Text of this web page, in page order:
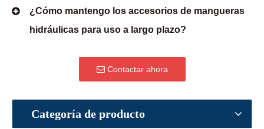
¿Cómo mantengo los accesorios de mangueras
hidráulicas para uso a largo plazo?
Contactar ahora
Categoría de producto